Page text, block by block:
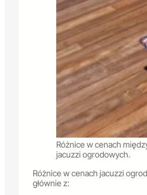
Różnice w cenach
jacuzzi ogrodowych.
Różnice w cenach jacuzzi
głównie z: